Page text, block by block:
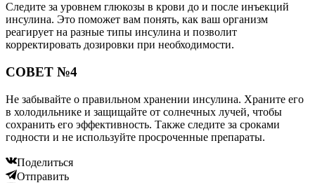
Следите за уровнем глюкозы в крови до и после инъекций
инсулина. Это поможет вам понять, как ваш организм
реагирует на разные типы инсулина и позволит
корректировать дозировки при необходимости.
СОВЕТ №4
Не забывайте о правильном хранении инсулина. Храните его
в холодильнике и защищайте от солнечных лучей, чтобы
сохранить его эффективность. Также следите за сроками
годности и не используйте просроченные препараты.
Поделиться
Отправить